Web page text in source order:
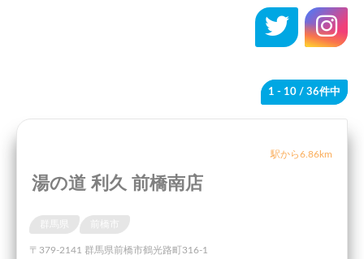
1 - 10 / 36件中
駅から6.86km
湯の道 利久 前橋南店
〒379-2141 群馬県前橋市鶴光路町316-1